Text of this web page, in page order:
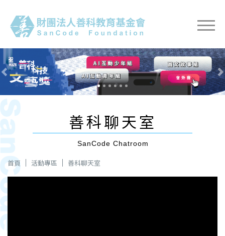
Previous Next
善科聊天室
SanCode Chatroom
首頁 活動專區 善科聊天室